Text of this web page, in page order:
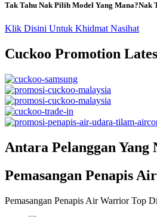
Tak Tahu Nak Pilih Model Yang Mana?Nak
Klik Disini Untuk Khidmat Nasihat
Cuckoo Promotion
Antara Pelanggan Yang
Pemasangan Penapis
Pemasangan Penapis Air Warrior Top